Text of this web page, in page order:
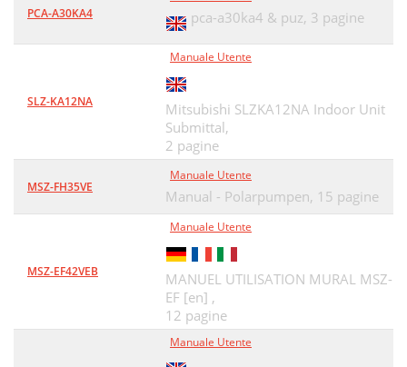
PCA-A30KA4 pca-a30ka4 & puz, 3 pagine
SLZ-KA12NA
Manuale Utente
Mitsubishi SLZKA12NA Indoor Unit
Submittal,
2 pagine
MSZ-FH35VE
Manuale Utente
Manual - Polarpumpen, 15 pagine
MSZ-EF42VEB
Manuale Utente
MANUEL UTILISATION MURAL MSZ-
EF [en] ,
12 pagine
Manuale Utente